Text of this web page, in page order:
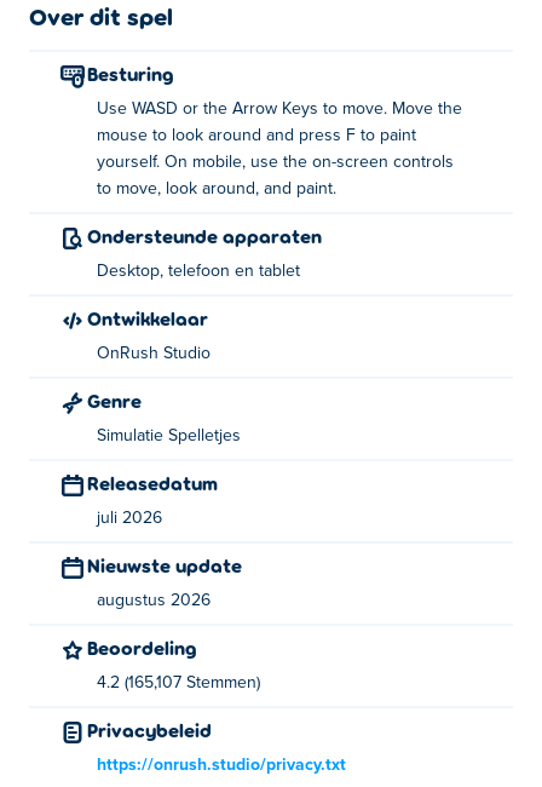
Wie heeft Hide and Paint bedacht?
Hide and Paint is gemaakt door OnRush Studio. Speel
hun andere spellen op Poki:Tribals.io,Venge.io,Eat the
Shipo.io,Arcane Archer, Jungle Friends
,MagicLand.io,Fishing League,Sprint League |
Backrooms,Build League,Soccer League
TexasWorm.io
Hoe kan ik Hide and Paint gratis spelen?
Je kunt Hide and Paint gratis spelen op Poki.
apparaten en op de computer?
mobiele apparaten zoals telefoons en tablets.
Over dit spel
Besturing
Use WASD or the Arrow Keys to move. Move the
mouse to look around and press F to paint
yourself. On mobile, use the on-screen controls
to move, look around, and paint.
Ondersteunde apparaten
Desktop, telefoon en tablet
Ontwikkelaar
OnRush Studio
Genre
Simulatie Spelletjes
Releasedatum
juli 2026
Nieuwste update
augustus 2026
Beoordeling
4.2 (165,107 Stemmen)
Privacybeleid
https://onrush.studio/privacy.txt